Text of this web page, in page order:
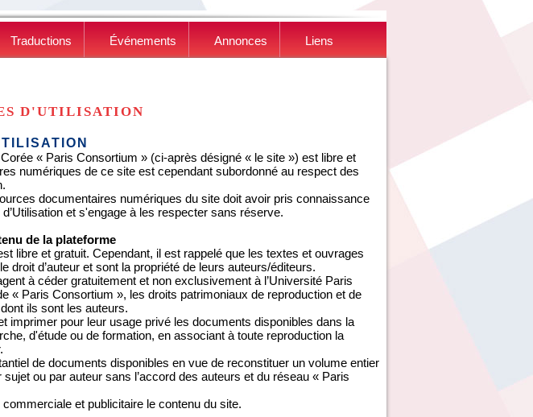
Traductions Événements Annonces Liens
D'UTILISATION
« Paris Consortium » (ci-après désigné « le site ») est libre et
numériques de ce site est cependant subordonné au respect des
documentaires numériques du site doit avoir pris connaissance
et s'engage à les respecter sans réserve.
de la plateforme
libre et gratuit. Cependant, il est rappelé que les textes et ouvrages
droit d’auteur et sont la propriété de leurs auteurs/éditeurs.
à céder gratuitement et non exclusivement à l’Université Paris
« Paris Consortium », les droits patrimoniaux de reproduction et de
ils sont les auteurs.
imprimer pour leur usage privé les documents disponibles dans la
d'étude ou de formation, en associant à toute reproduction la
de documents disponibles en vue de reconstituer un volume entier
ou par auteur sans l’accord des auteurs et du réseau « Paris
et publicitaire le contenu du site.